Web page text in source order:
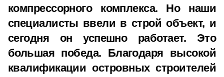
компрессорного комплекса. Но наши
специалисты ввели в строй объект, и
сегодня он успешно работает. Это
большая победа. Благодаря высокой
квалификации островных строителей